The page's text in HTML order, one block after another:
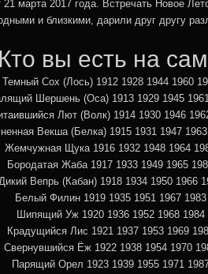
марта 2017 года. Встречать Новое
и близкими, дарили друг другу
вы есть на
Темный Сох (Лось) 1912 1928 1944 1960
Шершень (Оса) 1913 1929 1945
Лют (Волк) 1914 1930 1946
Векша (Белка) 1915 1931 1947
Жемчужная Щука 1916 1932 1948 1964
Бородатая Жаба 1917 1933 1949 1965
Вепрь (Кабан) 1918 1934 1950 1966
Белый Филин 1919 1935 1951 1967
Шипящий Уж 1920 1936 1952 1968 1984
Крадущийся Лис 1921 1937 1953 1969
Свернувшийся Ёж 1922 1938 1954 1970
Парящий Орел 1923 1939 1955 1971